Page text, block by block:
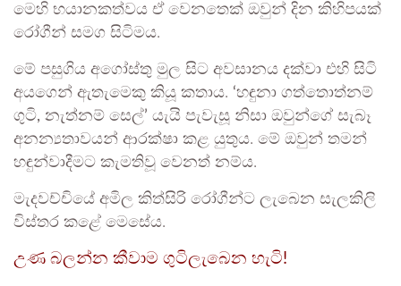
මෙහි භයානකත්වය ඒ වෙනතෙක් ඔවුන් දින කිහිපයක්
රෝගීන් සමග සිටිමය.
මේ පසුගිය අගෝස්තු මුල සිට අවසානය දක්වා එහි සිටි
අයගෙන් ඇතැමෙකු කියූ කතාය. ‘හඳුනා ගත්තොත්නම්
ගුටි, නැත්නම් සෙල්’ යැයි පැවැසූ නිසා ඔවුන්ගේ සැබෑ
අනන්‍යතාවයන් ආරක්ෂා කළ යුතුය. මේ ඔවුන් තමන්
හඳුන්වාදීමට කැමතිවූ වෙනත් නම්ය.
මැදවච්චියේ අමිල කිත්සිරි රෝගීන්ට ලැබෙන සැලකිලි
විස්තර කළේ මෙසේය.
උණ බලන්න කීවාම ගුටිලැබෙන හැටි!